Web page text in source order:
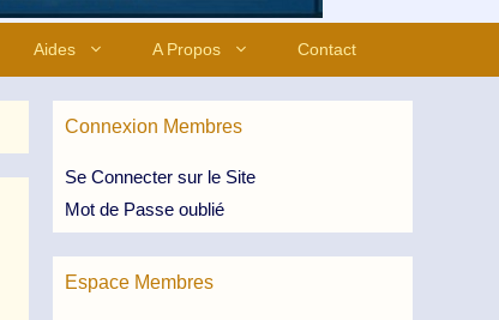
Aides A Propos Contact
Connexion Membres
Se Connecter sur le Site
Mot de Passe oublié
Espace Membres